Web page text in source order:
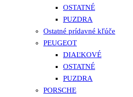
OSTATNÉ
PUZDRA
Ostatné prídavné kľúče
PEUGEOT
DIAĽKOVÉ
OSTATNÉ
PUZDRA
PORSCHE